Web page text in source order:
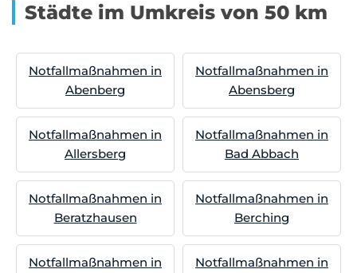
Städte im Umkreis von 50 km
Notfallmaßnahmen in
Abenberg
Notfallmaßnahmen in
Abensberg
Notfallmaßnahmen in
Allersberg
Notfallmaßnahmen in
Bad Abbach
Notfallmaßnahmen in
Beratzhausen
Notfallmaßnahmen in
Berching
Notfallmaßnahmen in
Notfallmaßnahmen in